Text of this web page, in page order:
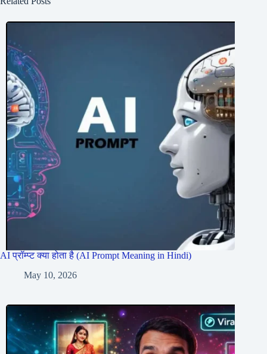
AI प्रॉम्प्ट क्या होता है (AI Prompt Meaning in Hindi)
May 10, 2026